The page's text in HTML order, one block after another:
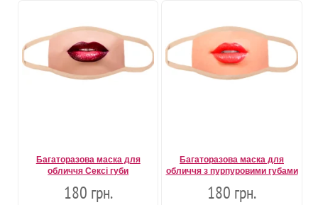
Багаторазова маска для
обличчя Сексі губи
180 грн.
Багаторазова маска для
обличчя з пурпуровими губами
180 грн.